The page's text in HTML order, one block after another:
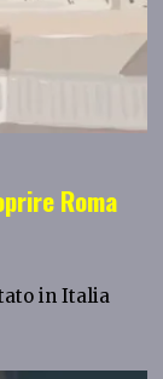
Roma
in Italia